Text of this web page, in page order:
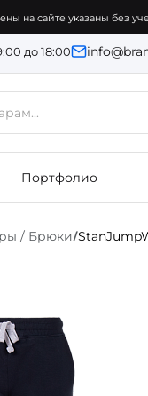
на сайте указаны без
до 18:00
Портфолио
/ Брюки/